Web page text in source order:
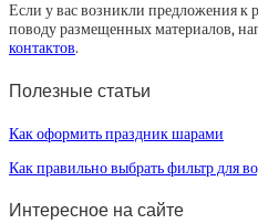
Если у вас возникли предложения к
поводу размещенных материалов,
контактов.
Полезные статьи
Как оформить праздник шарами
Как правильно выбрать фильтр для
Интересное на сайте